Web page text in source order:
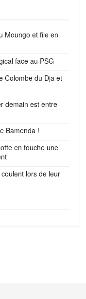
Moungo et file en
face au PSG
Colombe du Dja et
demain est entre
Bamenda !
en touche une
lors de leur